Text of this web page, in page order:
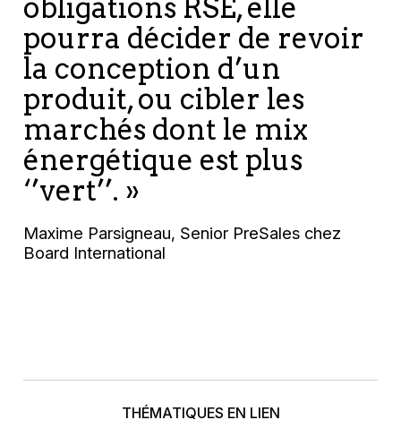
obligations RSE, elle
pourra décider de revoir
la conception d’un
produit, ou cibler les
marchés dont le mix
énergétique est plus
‘’vert’’. »
Maxime Parsigneau, Senior PreSales chez
Board International
THÉMATIQUES EN LIEN